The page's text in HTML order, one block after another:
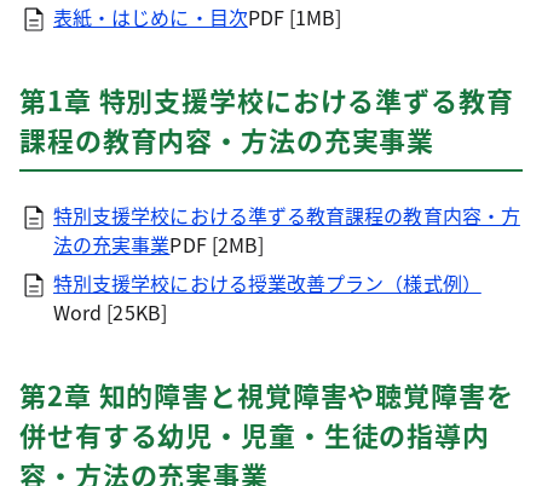
表紙・はじめに・目次PDF [1MB]
第1章 特別支援学校における準ずる教育
課程の教育内容・方法の充実事業
特別支援学校における準ずる教育課程の教育内容・方
法の充実事業PDF [2MB]
特別支援学校における授業改善プラン（様式例）
Word [25KB]
第2章 知的障害と視覚障害や聴覚障害を
併せ有する幼児・児童・生徒の指導内
容・方法の充実事業